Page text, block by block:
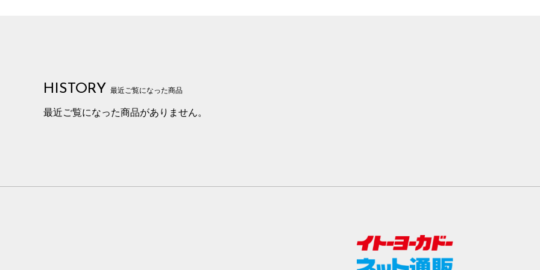
HISTORY 最近ご覧になった商品
最近ご覧になった商品がありません。